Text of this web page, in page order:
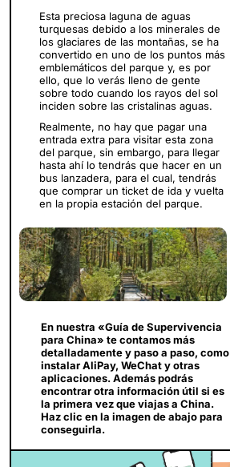
Esta preciosa laguna de aguas
turquesas debido a los minerales de
los glaciares de las montañas, se ha
convertido en uno de los puntos más
emblemáticos del parque y, es por
ello, que lo verás lleno de gente
sobre todo cuando los rayos del sol
inciden sobre las cristalinas aguas.
Realmente, no hay que pagar una
entrada extra para visitar esta zona
del parque, sin embargo, para llegar
hasta ahí lo tendrás que hacer en un
bus lanzadera, para el cual, tendrás
que comprar un ticket de ida y vuelta
en la propia estación del parque.
En nuestra «Guía de Supervivencia
para China» te contamos más
detalladamente y paso a paso, como
instalar AliPay, WeChat y otras
aplicaciones. Además podrás
encontrar otra información útil si es
la primera vez que viajas a China.
Haz clic en la imagen de abajo para
conseguirla.